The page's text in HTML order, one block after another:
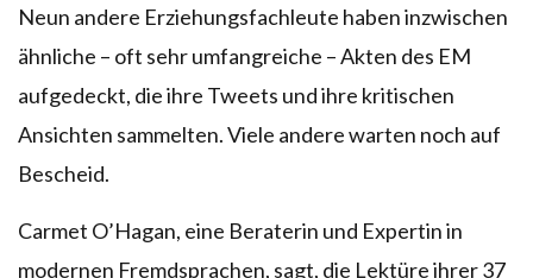
Neun andere Erziehungsfachleute haben inzwischen
ähnliche – oft sehr umfangreiche – Akten des EM
aufgedeckt, die ihre Tweets und ihre kritischen
Ansichten sammelten. Viele andere warten noch auf
Bescheid.
Carmet O’Hagan, eine Beraterin und Expertin in
modernen Fremdsprachen, sagt, die Lektüre ihrer 37